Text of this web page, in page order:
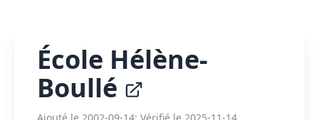
École Hélène-
Boullé